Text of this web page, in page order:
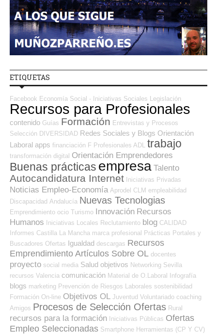
ETIQUETAS
Facebook Economía Social - Iniciativas Sociales Legislación
Recursos para Profesionales
contenido Guías Formación Entrevistas y Procesos
Selección DIVERSIDAD Redes Sociales y Blogs Orientación
Laboral apps financiación F Profesionales ADL trabajo
transformación digital Orientación Emprendedores
Buenas prácticas empresa Talento
Autocandidatura Internet Iniciativas Privadas
Noticias Empleo-Economía Aprodel CLM empleabilidad
Discapacidad Andalucía Nuevas Tecnologias
Emprendimiento ocio Turismo Innovación Recursos
Humanos
Iniciativas Locales Reclutamiento blog CALIDAD
Informes Castilla La Mancha marca profesional Prácticas Portales y
Buscadores Ofertas Igualdad descargas Recursos
Emprendimiento Artículos Sobre OL docentes
proyecto social media Salud objetivos Networking Sevilla
recursos Valencia comunicación Material de O.Laboral Infografía
blogs marketing Prevención de Riesgos Laborales sostenibilidad
Formación On-line Objetivos OL Juventud Voluntariado coaching
Amigos Procesos de Selección Ofertas Rural
recursos para la formación Iniciativas Públicas Ofertas
Empleo Seleccionadas Smartphone Herramientas (CP Y CV)